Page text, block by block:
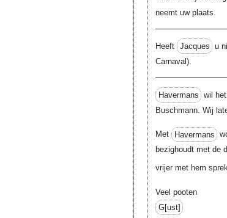
neemt uw plaats.
Heeft Jacques u
Carnaval).
Havermans wil
Buschmann. Wij
Met Havermans
bezighoudt met de
vrijer met hem
Veel pooten
G[ust]